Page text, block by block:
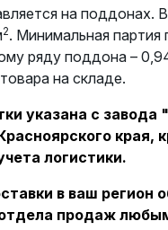
на поддонах.
2. Минимальная партия
ряду поддона –
на складе.
указана с завода
края,
логистики.
в ваш регион
продаж